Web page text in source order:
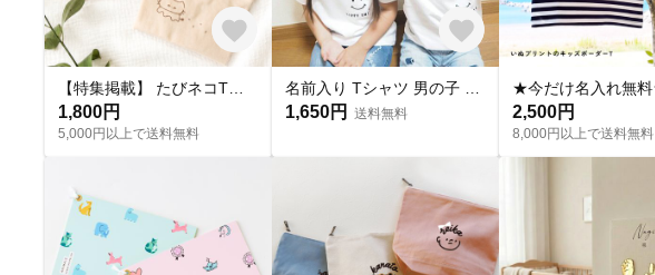
1,800円
5,000円以上で送料無料
1,650円 送料無料 2,500円
8,000円以上で送料無料